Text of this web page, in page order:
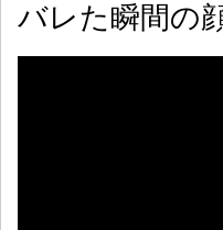
バレた瞬間の